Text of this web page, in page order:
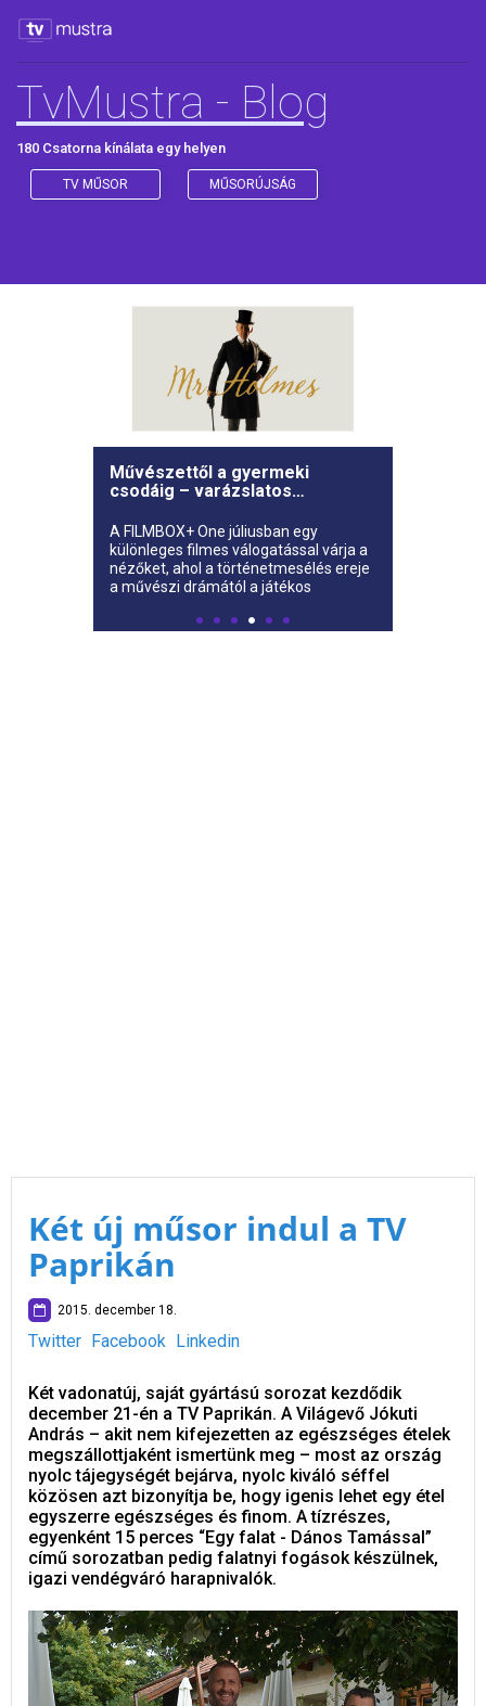
TvMustra - Blog
180 Csatorna kínálata egy helyen
TV MŰSOR MŰSORÚJSÁG
Vadonatúj pályáról közvetít
NASCAR futamot az ARENA4
Vadonatúj helyszínről közvetíti a
NASCAR következő futamát a magyar
nézőknek az ARENA4 sport televízió
és a NET4+ streamingszolgáltató.
Két új műsor indul a TV
Paprikán
2015. december 18.
Twitter Facebook Linkedin
Két vadonatúj, saját gyártású sorozat kezdődik
december 21-én a TV Paprikán. A Világevő Jókuti
András – akit nem kifejezetten az egészséges ételek
megszállottjaként ismertünk meg – most az ország
nyolc tájegységét bejárva, nyolc kiváló séffel
közösen azt bizonyítja be, hogy igenis lehet egy étel
egyszerre egészséges és finom. A tízrészes,
egyenként 15 perces “Egy falat - Dános Tamással”
című sorozatban pedig falatnyi fogások készülnek,
igazi vendégváró harapnivalók.